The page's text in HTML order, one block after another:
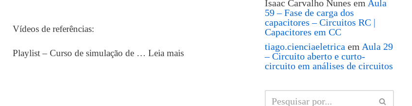
Vídeos de referências:
Playlist – Curso de simulação de … Leia mais
Isaac Carvalho Nunes em Aula
59 – Fase de carga dos
capacitores – Circuitos RC |
Capacitores em CC
tiago.cienciaeletrica em Aula 29
– Circuito aberto e curto-
circuito em análises de circuitos